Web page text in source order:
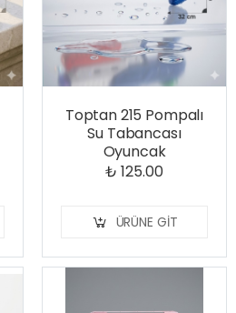
Toptan 215 Pompalı
Su Tabancası
Oyuncak
₺ 125.00
ÜRÜNE GIT